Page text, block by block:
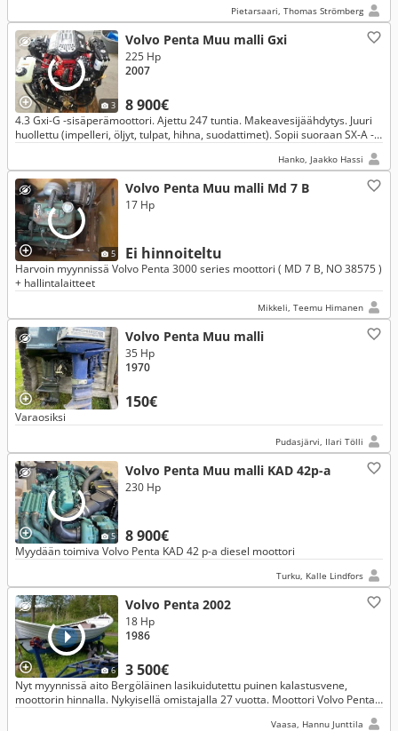
Pietarsaari, Thomas Strömberg
3
Volvo Penta Muu malli Gxi
8 900€
225 Hp
2007
4.3 Gxi-G -sisäperämoottori. Ajettu 247 tuntia. Makeavesijäähdytys. Juuri
huollettu (impelleri, öljyt, tulpat, hihna, suodattimet). Sopii suoraan SX-A -
Hanko, Jaakko Hassi
5
Volvo Penta Muu malli Md 7 B
Ei hinnoiteltu
17 Hp
Harvoin myynnissä Volvo Penta 3000 series moottori ( MD 7 B, NO 38575 )
+ hallintalaitteet
Mikkeli, Teemu Himanen
Volvo Penta Muu malli
150€
35 Hp
1970
Varaosiksi
Pudasjärvi, Ilari Tölli
5
Volvo Penta Muu malli KAD 42p-a
8 900€
230 Hp
Myydään toimiva Volvo Penta KAD 42 p-a diesel moottori
Turku, Kalle Lindfors
6
Volvo Penta 2002
3 500€
18 Hp
1986
Nyt myynnissä aito Bergöläinen lasikuidutettu puinen kalastusvene,
moottorin hinnalla. Nykyisellä omistajalla 27 vuotta. Moottori Volvo Penta
Vaasa, Hannu Junttila